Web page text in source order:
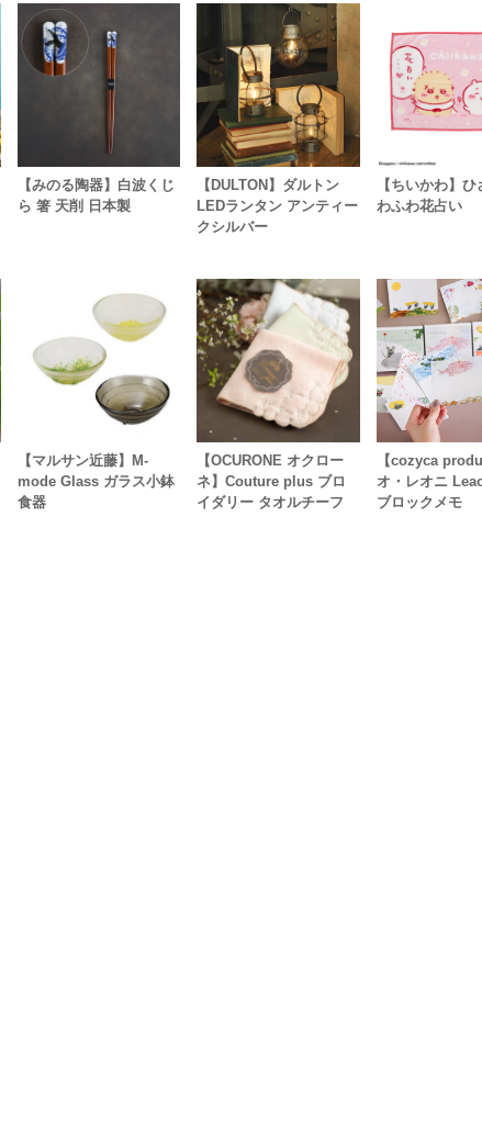
【みのる陶器】白波くじ
ら 箸 天削 日本製
【DULTON】ダルトン
LEDランタン アンティー
クシルバー
【ちいかわ】
わふわ花占い
【マルサン近藤】M-
mode Glass ガラス小鉢
食器
【OCURONE オクロー
ネ】Couture plus ブロ
イダリー タオルチーフ
【cozyca
オ・レオニ
ブロックメモ